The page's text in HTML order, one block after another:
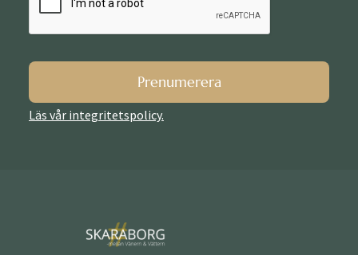
Prenumerera
Läs vår integritetspolicy.